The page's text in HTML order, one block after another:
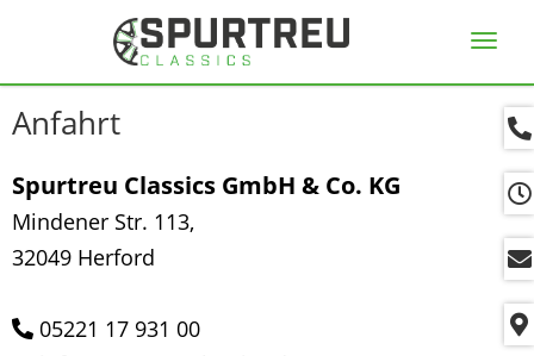
Anfahrt
Spurtreu Classics GmbH & Co. KG
Mindener Str. 113,
32049 Herford
05221 17 931 00